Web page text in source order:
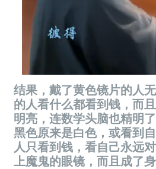
结果，戴了黄色镜片的人
的人看什么都看到钱，而
明亮，连数学头脑也精明
黑色原来是白色，或看到
人只看到钱，看自己永远
上魔鬼的眼镜，而且成了